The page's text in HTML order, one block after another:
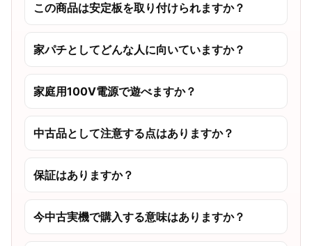
この商品は安定板を取り付けられますか？
家パチとしてどんな人に向いていますか？
家庭用100V電源で遊べますか？
中古品として注意する点はありますか？
保証はありますか？
今中古実機で購入する意味はありますか？